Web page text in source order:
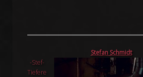
Stefan Schmidt
-Stef-
Tiefere